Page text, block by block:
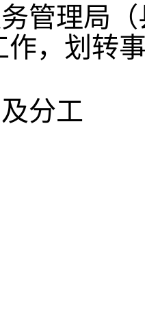
管理局
作，划转
分工